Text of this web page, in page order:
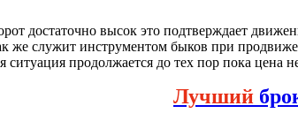
достаточно высок это подтверждает
же служит инструментом быков при
ситуация продолжается до тех пор пока цена
Лучший